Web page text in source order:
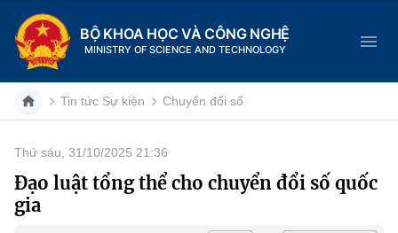
BỘ KHOA HỌC VÀ CÔNG NGHỆ
MINISTRY OF SCIENCE AND TECHNOLOGY
Danh mục
Trang chủ
Tin tức Sự kiện Chuyển đổi số
Thứ sáu, 31/10/2025 21:36
Đạo luật tổng thể cho chuyển đổi số quốc
gia